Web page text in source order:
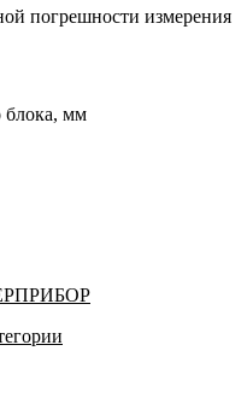
погрешности измерения
блока, мм